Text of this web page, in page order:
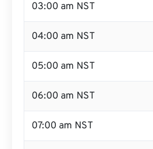
03:00 am NST
04:00 am NST
05:00 am NST
06:00 am NST
07:00 am NST